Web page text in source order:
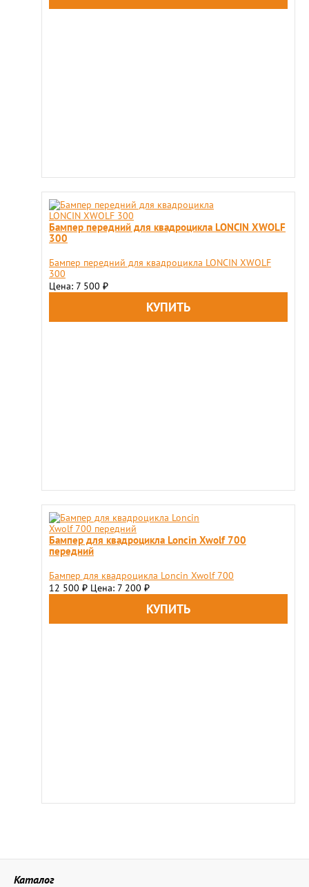
Бампер передний для квадроцикла LONCIN XWOLF
300
Бампер передний для квадроцикла LONCIN XWOLF
300
Цена: 7 500 ₽
Бампер для квадроцикла Loncin Xwolf 700
передний
Бампер для квадроцикла Loncin Xwolf 700
12 500 ₽ Цена: 7 200 ₽
Каталог